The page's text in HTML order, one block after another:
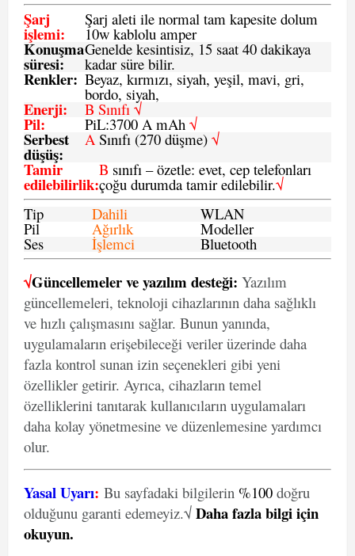
Şarj
işlemi:
Şarj aleti ile normal tam kapesite dolum
10w kablolu amper
Konuşma
süresi:
Genelde kesintisiz, 15 saat 40 dakikaya
kadar süre bilir.
Renkler: Beyaz, kırmızı, siyah, yeşil, mavi, gri,
bordo, siyah,
Enerji: B Sınıfı √
Pil: PiL:3700 A mAh √
Serbest
düşüş:
ASınıfı (270 düşme) √
Tamir
edilebilirlik:
B sınıfı – özetle: evet, cep telefonları
çoğu durumda tamir edilebilir.√
Tip
Dahili WLAN
Pil Ağırlık Modeller
Ses İşlemci Bluetooth
√Güncellemeler ve yazılım desteği: Yazılım
güncellemeleri, teknoloji cihazlarının daha sağlıklı
ve hızlı çalışmasını sağlar. Bunun yanında,
uygulamaların erişebileceği veriler üzerinde daha
fazla kontrol sunan izin seçenekleri gibi yeni
özellikler getirir. Ayrıca, cihazların temel
özelliklerini tanıtarak kullanıcıların uygulamaları
daha kolay yönetmesine ve düzenlemesine yardımcı
olur.
Yasal Uyarı: Bu sayfadaki bilgilerin %100 doğru
olduğunu garanti edemeyiz.√ Daha fazla bilgi için
okuyun.